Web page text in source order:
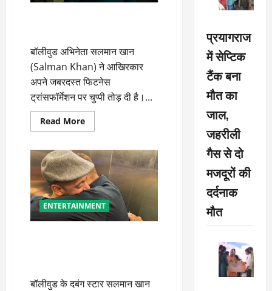
बॉलीवुड अभिनेता सलमान खान
(Salman Khan) ने आखिरकार
अपने जबरदस्त फिटनेस
ट्रांसफॉर्मेशन पर चुप्पी तोड़ दी है।...
Read MoreRead
more
खान
का
गजब
का
ट्रांसफॉर्मेशन,
नए
लुक
ने
बढ़ाई
ENTERTAINMENT
बॉलीवुड के दबंग स्टार सलमान खान
प्रयागराज
में सेप्टिक
टैंक बना
मौत का
जाल,
जहरीली
गैस से दो
मजदूरों की
दर्दनाक
मौत